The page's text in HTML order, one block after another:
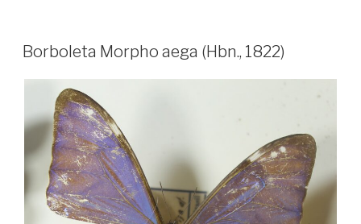
Borboleta Morpho aega (Hbn., 1822)